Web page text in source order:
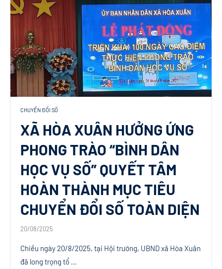
CHUYỂN ĐỔI SỐ
XÃ HÒA XUÂN HƯỞNG ỨNG
PHONG TRÀO “BÌNH DÂN
HỌC VỤ SỐ” QUYẾT TÂM
HOÀN THÀNH MỤC TIÊU
CHUYỂN ĐỔI SỐ TOÀN DIỆN
20/08/2025
Chiều ngày 20/8/2025, tại Hội trường, UBND xã Hòa Xuân
đã long trọng tổ …